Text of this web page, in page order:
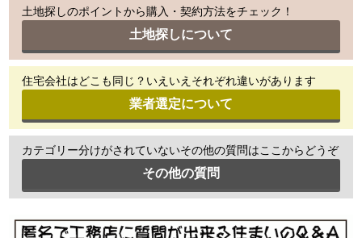
土地探しのポイントから購入・契約方法をチェック！
土地探しについて
住宅会社はどこも同じ？いえいえそれぞれ違いがあります
業者選定について
カテゴリー分けがされていないその他の質問はここからどうぞ
その他の質問